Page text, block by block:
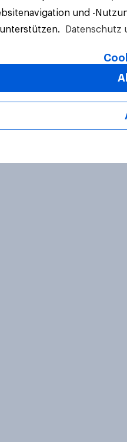
und -
Datenschutz